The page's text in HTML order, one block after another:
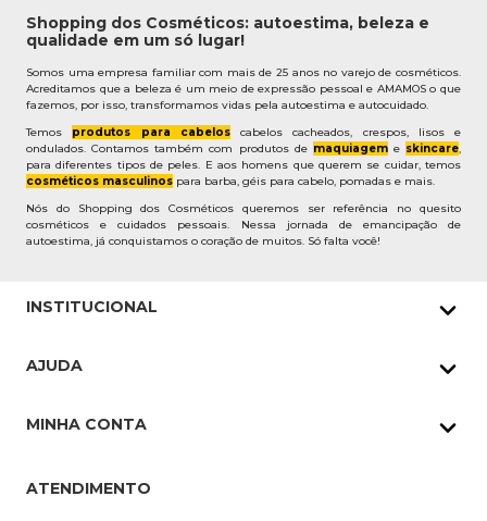
Shopping dos Cosméticos: autoestima, beleza e
qualidade em um só lugar!
Somos uma empresa familiar com mais de 25 anos no varejo de cosméticos.
Acreditamos que a beleza é um meio de expressão pessoal e AMAMOS o que
fazemos, por isso, transformamos vidas pela autoestima e autocuidado.
Temos produtos para cabeloscabelos cacheados, crespos, lisos e
ondulados. Contamos também com produtos de maquiageme skincare,
para diferentes tipos de peles. E aos homens que querem se cuidar, temos
cosméticos masculinos para barba, géis para cabelo, pomadas e mais.
Nós do Shopping dos Cosméticos queremos ser referência no quesito
cosméticos e cuidados pessoais. Nessa jornada de emancipação de
autoestima, já conquistamos o coração de muitos. Só falta você!
INSTITUCIONAL
Pedidos Whatsapp
Cupons
AJUDA
Troca e Devoluções
MINHA CONTA
ATENDIMENTO